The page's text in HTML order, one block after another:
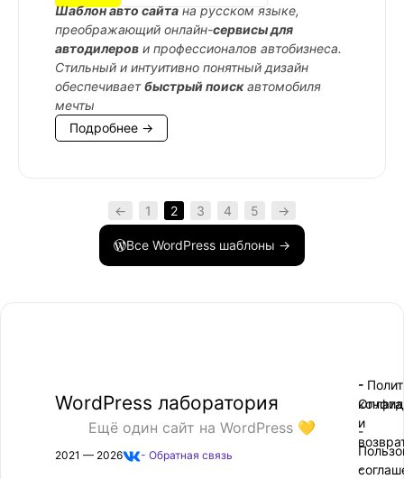
Шаблон авто сайта на русском языке,
преображающий онлайн-сервисы для
автодилеров и профессионалов автобизнеса.
Стильный и интуитивно понятный дизайн
обеспечиваетбыстрый поискавтомобиля
мечты
Подробнее →
← 1 2 3 4 5 →
Все WordPress шаблоны →
WordPress лаборатория
Ещё один сайт на WordPress 💛
2021 — 2026 - Обратная связь
-
-
-
Оплата
и
-